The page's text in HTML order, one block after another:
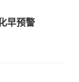
早预警